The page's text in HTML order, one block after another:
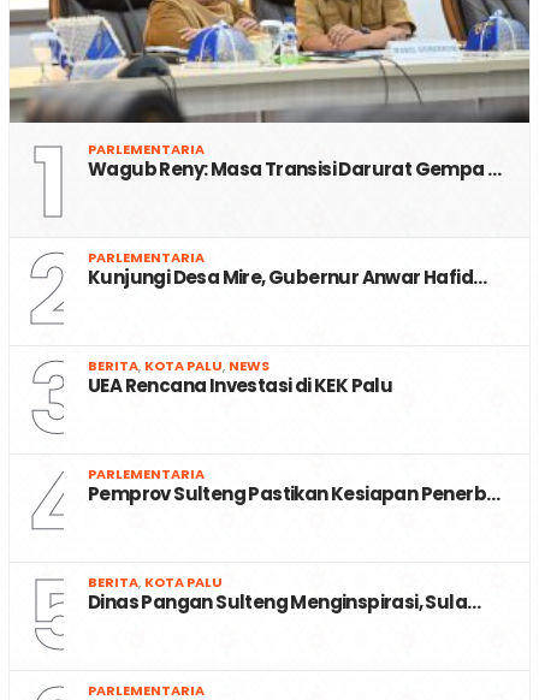
1 PARLEMENTARIA
Wagub Reny: Masa Transisi Darurat Gempa …
2 PARLEMENTARIA
Kunjungi Desa Mire, Gubernur Anwar Hafid…
3 BERITA, KOTA PALU, NEWS
UEA Rencana Investasi di KEK Palu
4 PARLEMENTARIA
Pemprov Sulteng Pastikan Kesiapan Penerb…
5 BERITA, KOTA PALU
Dinas Pangan Sulteng Menginspirasi, Sula…
PARLEMENTARIA